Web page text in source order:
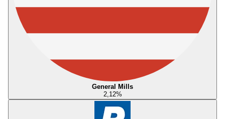
General Mills
2,12%